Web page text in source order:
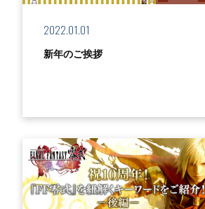
2022.01.01
新年のご挨拶